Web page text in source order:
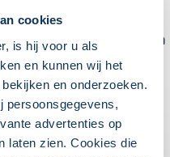
cookies
is hij voor u als
en kunnen wij het
en onderzoeken.
persoonsgegevens,
advertenties op
laten zien. Cookies die
u aan voor één van